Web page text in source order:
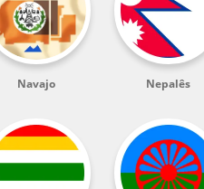
Navajo Nepalês